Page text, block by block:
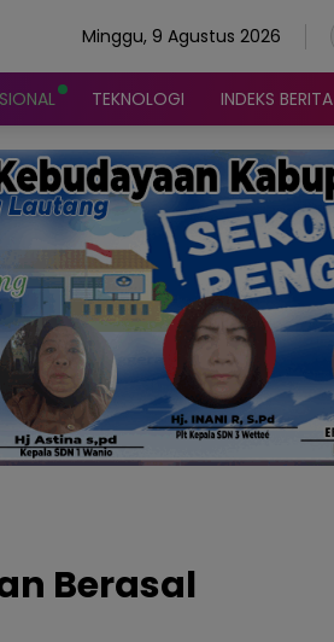
Minggu, 9 Agustus 2026
TEKNOLOGI INDEKS BERITA
Berasal